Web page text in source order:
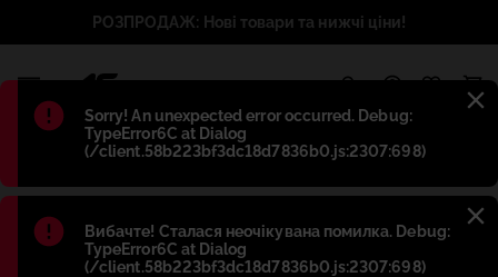
Błąd:
Sorry! An unexpected error occurred. Debug:
TypeError6C at Dialog
(/client.58b223bf3dc18d7836b0.js:2307:698)
Błąd:
Вибачте! Сталася неочікувана помилка. Debug:
TypeError6C at Dialog
(/client.58b223bf3dc18d7836b0.js:2307:698)
РОЗПРОДАЖ: Нові товари та нижчі ціни!